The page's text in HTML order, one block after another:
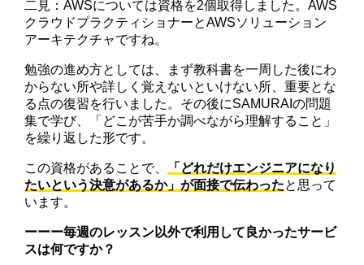
二見：AWSについては資格を2個取得しました。AWS
クラウドプラクティショナーとAWSソリューション
アーキテクチャですね。
勉強の進め方としては、まず教科書を一周した後にわ
からない所や詳しく覚えないといけない所、重要とな
る点の復習を行いました。その後にSAMURAIの問題
集で学び、「どこが苦手か調べながら理解すること」
を繰り返した形です。
この資格があることで、
「どれだけエンジニアになり
たいという決意があるか」が面接で伝わったと思って
います。
ーーー毎週のレッスン以外で利用して良かったサービ
スは何ですか？